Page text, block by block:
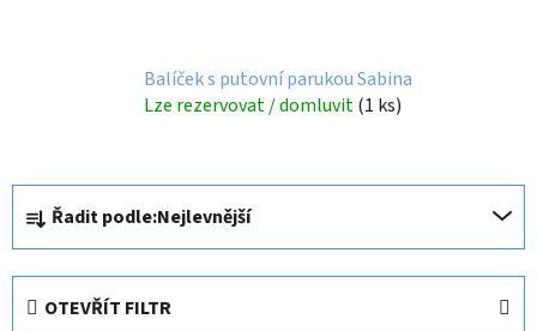
Balíček s putovní parukou Sabina
Lze rezervovat / domluvit(1 ks)
Ř
z
e
Řadit podle:Nejlevnější
OTEVŘÍT FILTR